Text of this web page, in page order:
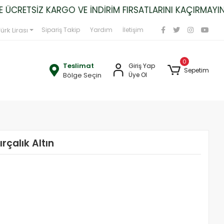
KARGO VE İNDİRİM FIRSATLARINI KAÇIRMAYIN!
Lirası Sipariş Takip Yardım İletişim
Teslimat
Bölge Seçin
Giriş Yap
Üye Ol
0
Sepetim
Altın